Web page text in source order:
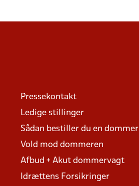
Pressekontakt
Ledige stillinger
Sådan bestiller du en dommer
Vold mod dommeren
Afbud + Akut dommervagt
Idrættens Forsikringer